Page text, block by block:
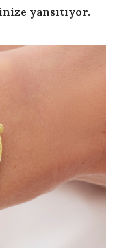
yansıtıyor.